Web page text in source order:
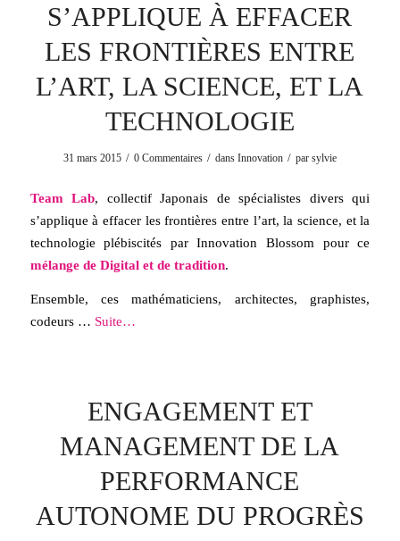
S’APPLIQUE À EFFACER
LES FRONTIÈRES ENTRE
L’ART, LA SCIENCE, ET LA
TECHNOLOGIE
31 mars 2015 / 0 Commentaires / dans Innovation / par sylvie
Team Lab, collectif Japonais de spécialistes divers qui
s’applique à effacer les frontières entre l’art, la science, et la
technologie plébiscités par Innovation Blossom pour ce
mélange de Digital et de tradition.
Ensemble, ces mathématiciens, architectes, graphistes,
codeurs … Suite…
ENGAGEMENT ET
MANAGEMENT DE LA
PERFORMANCE
AUTONOME DU PROGRÈS